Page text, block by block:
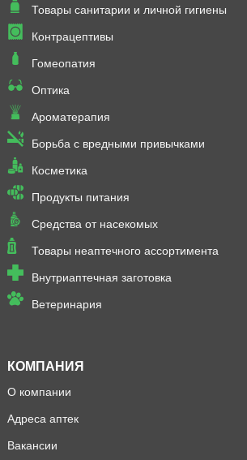
Товары санитарии и личной гигиены
Контрацептивы
Гомеопатия
Оптика
Ароматерапия
Борьба с вредными привычками
Косметика
Продукты питания
Средства от насекомых
Товары неаптечного ассортимента
Внутриаптечная заготовка
Ветеринария
КОМПАНИЯ
О компании
Адреса аптек
Вакансии